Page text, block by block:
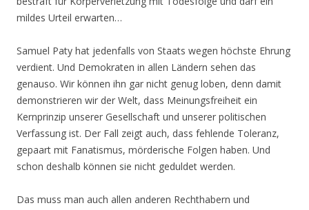
mildes Urteil erwarten…
Samuel Paty hat jedenfalls von Staats wegen höchste Ehrung
verdient. Und Demokraten in allen Ländern sehen das
genauso. Wir können ihn gar nicht genug loben, denn damit
demonstrieren wir der Welt, dass Meinungsfreiheit ein
Kernprinzip unserer Gesellschaft und unserer politischen
Verfassung ist. Der Fall zeigt auch, dass fehlende Toleranz,
gepaart mit Fanatismus, mörderische Folgen haben. Und
schon deshalb können sie nicht geduldet werden.
Das muss man auch allen anderen Rechthabern und